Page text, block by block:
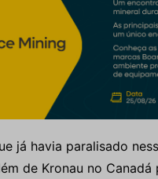
já havia paralisado
de Kronau no